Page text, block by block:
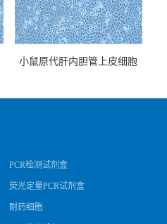
小鼠原代肝内胆管上皮细胞
PCR检测试剂盒
荧光定量PCR试剂盒
耐药细胞